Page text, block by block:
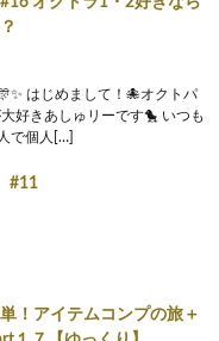
はじめまして！🐙オクトパ
好きあしゅリーです🐤 いつも
で個人[…]
#11
！アイテムコンプの旅＋